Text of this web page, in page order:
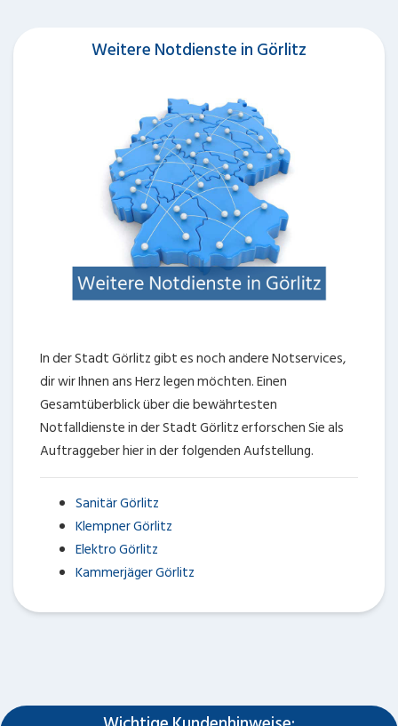
Weitere Notdienste in Görlitz
In der Stadt Görlitz gibt es noch andere Notservices,
dir wir Ihnen ans Herz legen möchten. Einen
Gesamtüberblick über die bewährtesten
Notfalldienste in der Stadt Görlitz erforschen Sie als
Auftraggeber hier in der folgenden Aufstellung.
Sanitär Görlitz
Klempner Görlitz
Elektro Görlitz
Kammerjäger Görlitz